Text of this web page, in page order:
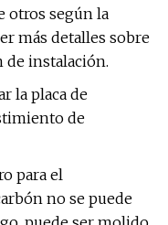
otros según la
más detalles sobre
de instalación.
la placa de
de
para el
no se puede